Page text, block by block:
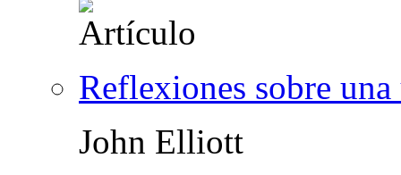
Reflexiones sobre
John Elliott